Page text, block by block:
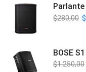
$280,00 $
$1.250,00